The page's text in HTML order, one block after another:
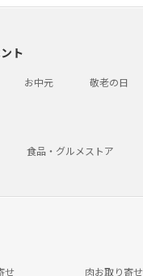
ト
お中元 敬老の日
食品・グルメストア
せ 肉お取り寄せ